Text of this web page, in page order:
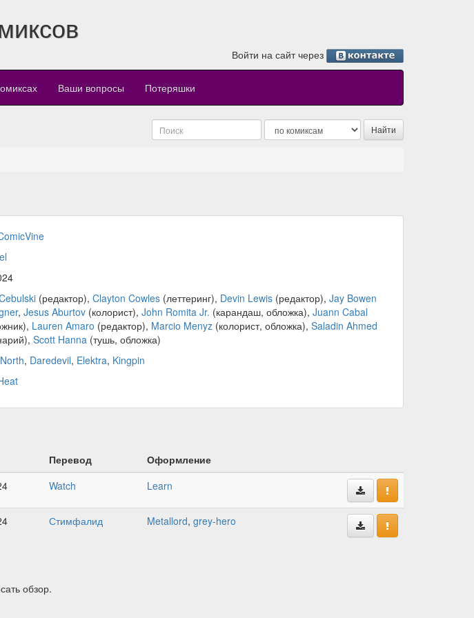
Войти на сайт через
Ваши вопросы Потеряшки
(редактор), Clayton Cowles(леттеринг), Devin Lewis(редактор), Jay Bowen
, Jesus Aburtov(колорист), John Romita Jr. (карандаш, обложка), Juann Cabal
Lauren Amaro (редактор), Marcio Menyz(колорист, обложка), Saladin Ahmed
Scott Hanna(тушь, обложка)
, Daredevil, Elektra, Kingpin
Перевод
Оформление
Watch Learn
Стимфалид Metallord, grey-hero
обзор.